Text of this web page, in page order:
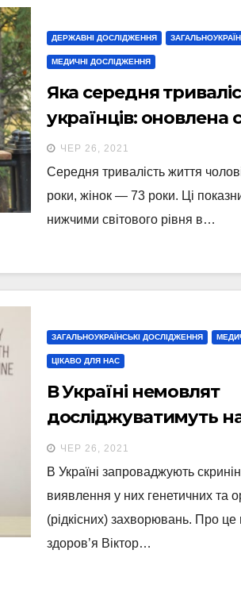
ДЕРЖАВНІ ДОСЛІДЖЕННЯ
МЕДИЧНІ ДОСЛІДЖЕННЯ
Яка середня
українців: оновлена
ЧЕР 26, 2021
Середня тривалість життя
роки, жінок — 73 роки. Ці
нижчими світового рівня в…
ЗАГАЛЬНОУКРАЇНСЬКІ ДОСЛІДЖЕННЯ
ЦІКАВО ДЛЯ НАС
В Україні немовлят
досліджуватимуть
захворювання –
ЧЕР 26, 2021
В Україні запроваджують
виявлення у них генетичних та
(рідкісних) захворювань. Про це
здоров’я Віктор…